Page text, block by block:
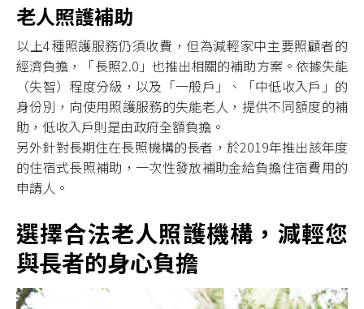
老人照護補助
以上4種照護服務仍須收費，但為減輕家中主要照顧者的
經濟負擔，「長照2.0」也推出相關的補助方案。依據失能
（失智）程度分級，以及「一般戶」、「中低收入戶」的
身份別，向使用照護服務的失能老人，提供不同額度的補
助，低收入戶則是由政府全額負擔。
另外針對長期住在長照機構的長者，於2019年推出該年度
的住宿式長照補助，一次性發放補助金給負擔住宿費用的
申請人。
選擇合法老人照護機構，減輕您
與長者的身心負擔